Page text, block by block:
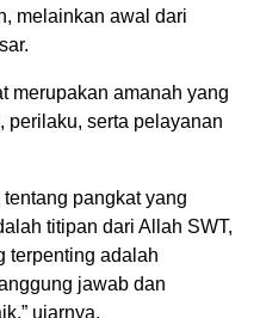
melainkan awal dari
merupakan amanah yang
perilaku, serta pelayanan
pangkat yang
titipan dari Allah SWT,
terpenting adalah
jawab dan
ujarnya.